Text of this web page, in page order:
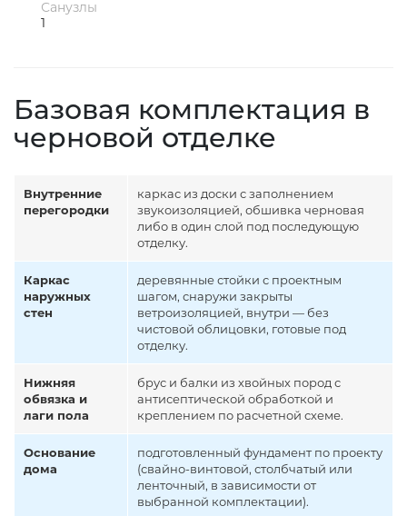
Санузлы
1
Базовая комплектация в
черновой отделке
Внутренние
перегородки
каркас из доски с заполнением
звукоизоляцией, обшивка черновая
либо в один слой под последующую
отделку.
Каркас
наружных
стен
деревянные стойки с проектным
шагом, снаружи закрыты
ветроизоляцией, внутри — без
чистовой облицовки, готовые под
отделку.
Нижняя
обвязка и
лаги пола
брус и балки из хвойных пород с
антисептической обработкой и
креплением по расчетной схеме.
Основание
дома
подготовленный фундамент по проекту
(свайно-винтовой, столбчатый или
ленточный, в зависимости от
выбранной комплектации).